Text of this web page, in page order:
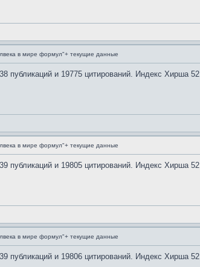
в мире формул"+ текущие данные
и 19775 цитирований. Индекс Хирша 52
в мире формул"+ текущие данные
и 19805 цитирований. Индекс Хирша 52
в мире формул"+ текущие данные
и 19806 цитирований. Индекс Хирша 52